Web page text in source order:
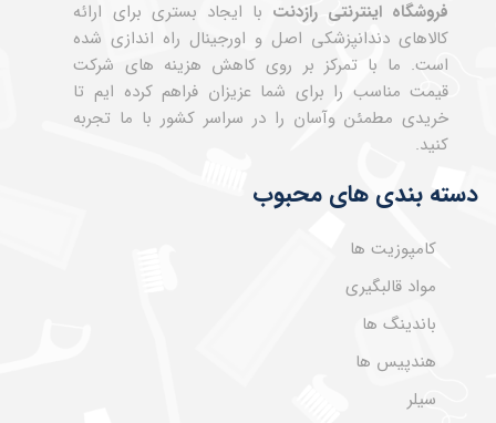
فروشگاه اینترنتی رازدنت با ایجاد بستری برای ارائه
کالاهای دندانپزشکی اصل و اورجینال راه اندازی شده
است. ما با تمرکز بر روی کاهش هزینه های شرکت
قیمت مناسب را برای شما عزیزان فراهم کرده ایم تا
خریدی مطمئن وآسان را در سراسر کشور با ما تجربه
کنید.
دسته بندی های محبوب
کامپوزیت ها
مواد قالبگیری
باندینگ ها
هندپیس ها
سیلر